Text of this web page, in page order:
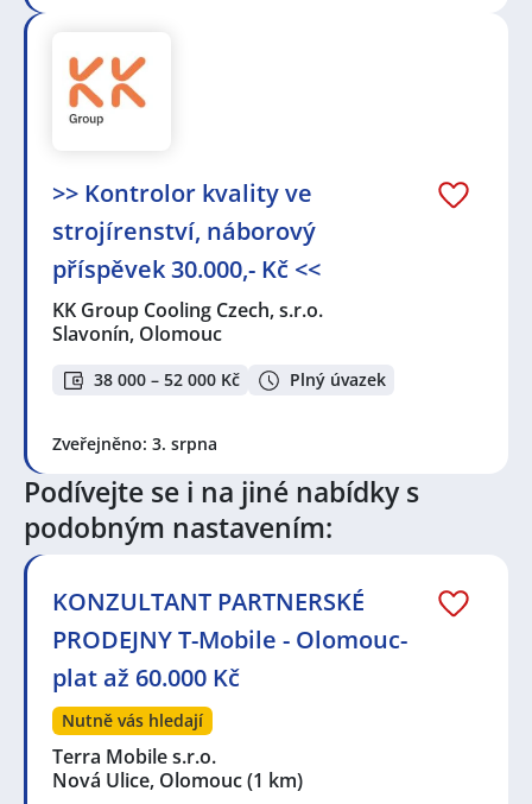
>> Kontrolor kvality ve
strojírenství, náborový
příspěvek 30.000,- Kč <<
KK Group Cooling Czech, s.r.o.
Slavonín, Olomouc
38 000 – 52 000 Kč Plný úvazek
Zveřejněno: 3. srpna
Podívejte se i na jiné nabídky s
podobným nastavením:
KONZULTANT PARTNERSKÉ
PRODEJNY T-Mobile - Olomouc-
plat až 60.000 Kč
Nutně vás hledají
Terra Mobile s.r.o.
Nová Ulice, Olomouc(1 km)